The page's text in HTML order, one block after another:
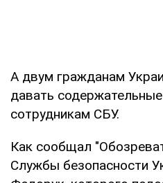
А двум гражданам
давать
сотрудникам СБУ.
Как сообщал
Службы безопасности